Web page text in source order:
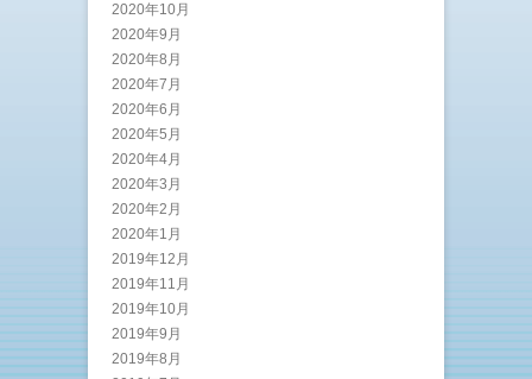
2020年10月
2020年9月
2020年8月
2020年7月
2020年6月
2020年5月
2020年4月
2020年3月
2020年2月
2020年1月
2019年12月
2019年11月
2019年10月
2019年9月
2019年8月